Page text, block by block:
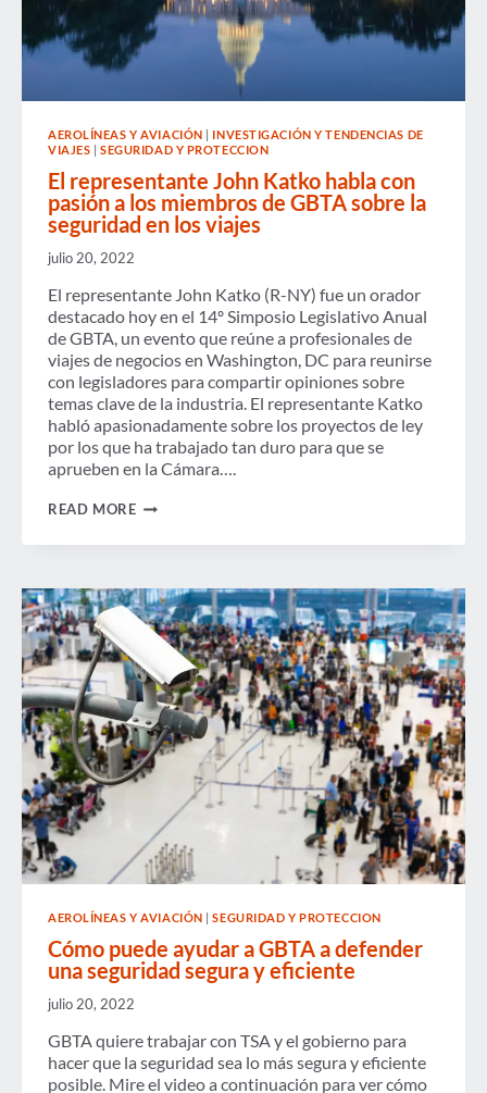
SIMPOSIO
LEGISLATIVO
AEROLÍNEAS Y AVIACIÓN | INVESTIGACIÓN Y TENDENCIAS DE
VIAJES |SEGURIDAD Y PROTECCION
El representante John Katko habla con
pasión a los miembros de GBTA sobre la
seguridad en los viajes
julio 20, 2022
El representante John Katko (R-NY) fue un orador
destacado hoy en el 14º Simposio Legislativo Anual
de GBTA, un evento que reúne a profesionales de
viajes de negocios en Washington, DC para reunirse
con legisladores para compartir opiniones sobre
temas clave de la industria. El representante Katko
habló apasionadamente sobre los proyectos de ley
por los que ha trabajado tan duro para que se
aprueben en la Cámara….
READ MOREEL
CON
PASIÓN
A
LOS
MIEMBROS
DE
GBTA
SOBRE
LA
SEGURIDAD
EN
LOS
VIAJES
AEROLÍNEAS Y AVIACIÓN |SEGURIDAD Y PROTECCION
Cómo puede ayudar a GBTA a defender
una seguridad segura y eficiente
julio 20, 2022
GBTA quiere trabajar con TSA y el gobierno para
hacer que la seguridad sea lo más segura y eficiente
posible. Mire el video a continuación para ver cómo